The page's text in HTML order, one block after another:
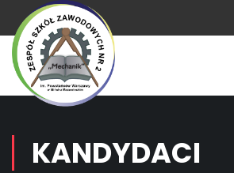
KANDYDACI